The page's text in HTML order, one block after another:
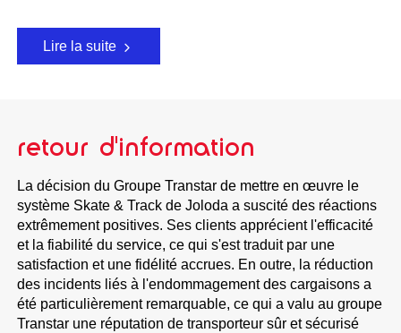
Lire la suite
retour d'information
La décision du Groupe Transtar de mettre en œuvre le
système Skate & Track de Joloda a suscité des réactions
extrêmement positives. Ses clients apprécient l'efficacité
et la fiabilité du service, ce qui s'est traduit par une
satisfaction et une fidélité accrues. En outre, la réduction
des incidents liés à l'endommagement des cargaisons a
été particulièrement remarquable, ce qui a valu au groupe
Transtar une réputation de transporteur sûr et sécurisé